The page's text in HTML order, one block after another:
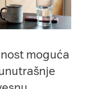
moguća